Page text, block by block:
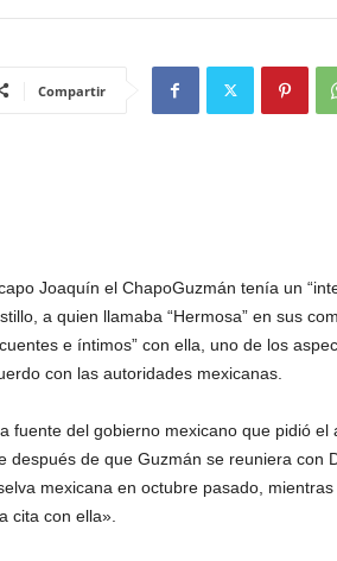
Compartir
Joaquín el ChapoGuzmán tenía un
a quien llamaba “Hermosa” en sus
e íntimos” con ella, uno de los
con las autoridades mexicanas.
fuente del gobierno mexicano que pidió
después de que Guzmán se reuniera con
mexicana en octubre pasado,
cita con ella».